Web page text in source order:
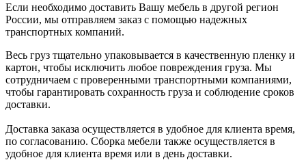
Если необходимо доставить Вашу мебель в другой регион
России, мы отправляем заказ с помощью надежных
транспортных компаний.
Весь груз тщательно упаковывается в качественную пленку и
картон, чтобы исключить любое повреждения груза. Мы
сотрудничаем с проверенными транспортными компаниями,
чтобы гарантировать сохранность груза и соблюдение сроков
доставки.
Доставка заказа осуществляется в удобное для клиента время,
по согласованию. Сборка мебели также осуществляется в
удобное для клиента время или в день доставки.